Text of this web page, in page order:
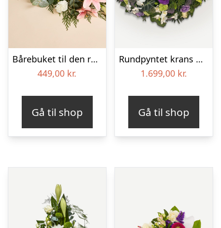
Bårebuket til den rolige afsked
449,00 kr.
Gå til shop
Rundpyntet krans med orkideer og bånd
1.699,00 kr.
Gå til shop